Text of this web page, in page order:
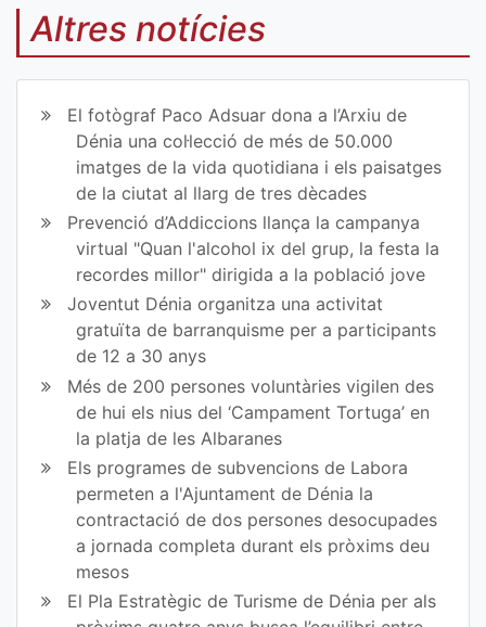
mp
art
ir
en
Fa
ce
bo
ok
mp
art
ir
en
Tw
itt
er
Altres notícies
El fotògraf Paco Adsuar dona a l’Arxiu de
Dénia una col·lecció de més de 50.000
imatges de la vida quotidiana i els paisatges
de la ciutat al llarg de tres dècades
Prevenció d’Addiccions llança la campanya
virtual "Quan l'alcohol ix del grup, la festa la
recordes millor" dirigida a la població jove
Joventut Dénia organitza una activitat
gratuïta de barranquisme per a participants
de 12 a 30 anys
Més de 200 persones voluntàries vigilen des
de hui els nius del ‘Campament Tortuga’ en
la platja de les Albaranes
Els programes de subvencions de Labora
permeten a l'Ajuntament de Dénia la
contractació de dos persones desocupades
a jornada completa durant els pròxims deu
mesos
El Pla Estratègic de Turisme de Dénia per als